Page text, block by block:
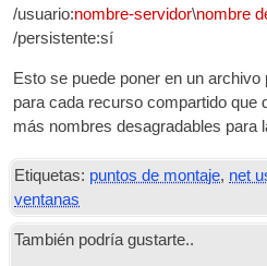
/usuario:nombre-servidor\nombre
/persistente:sí
Esto se puede poner en un
para cada recurso compartido que
más nombres desagradables para
Etiquetas: puntos de montaje, net
ventanas
También podría gustarte..